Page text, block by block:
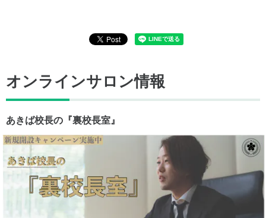
オンラインサロン情報
あきば校長の『裏校長室』